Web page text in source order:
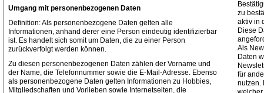
Umgang mit personenbezogenen Daten
Definition: Als personenbezogene Daten gelten alle
Informationen, anhand derer eine Person eindeutig identifizierbar
ist. Es handelt sich somit um Daten, die zu einer Person
zurückverfolgt werden können.
Zu diesen personenbezogenen Daten zählen der Vorname und
der Name, die Telefonnummer sowie die E-Mail-Adresse. Ebenso
als personenbezogene Daten gelten Informationen zu Hobbies,
Mitgliedschaften und Vorlieben sowie Internetseiten, die
zu
aktiv in
Diese
Als
Daten
für
nutzen.